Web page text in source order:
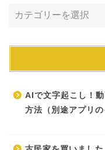
AIで文字起こし！
方法（別途アプリの